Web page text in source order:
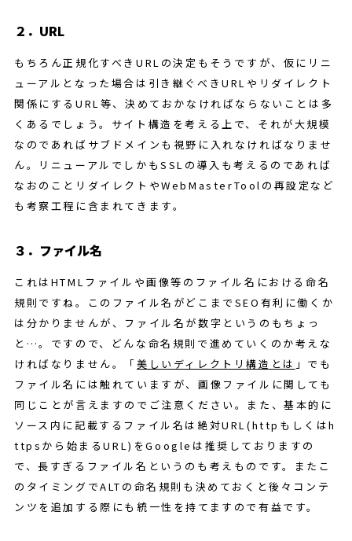
２．URL
もちろん正規化すべきURLの決定もそうですが、仮にリニ
ューアルとなった場合は引き継ぐべきURLやリダイレクト
関係にするURL等、決めておかなければならないことは多
くあるでしょう。サイト構造を考える上で、それが大規模
なのであればサブドメインも視野に入れなければなりませ
ん。リニューアルでしかもSSLの導入も考えるのであれば
なおのことリダイレクトやWebMasterToolの再設定など
も考察工程に含まれてきます。
３．ファイル名
これはHTMLファイルや画像等のファイル名における命名
規則ですね。このファイル名がどこまでSEO有利に働くか
は分かりませんが、ファイル名が数字というのもちょっ
と…。ですので、どんな命名規則で進めていくのか考えな
ければなりません。「美しいディレクトリ構造とは 」でも
ファイル名には触れていますが、画像ファイルに関しても
同じことが言えますのでご注意ください。また、基本的に
ソース内に記載するファイル名は絶対URL(httpもしくはh
ttpsから始まるURL)をGoogleは推奨しておりますの
で、長すぎるファイル名というのも考えものです。またこ
のタイミングでALTの命名規則も決めておくと後々コンテ
ンツを追加する際にも統一性を持てますので有益です。